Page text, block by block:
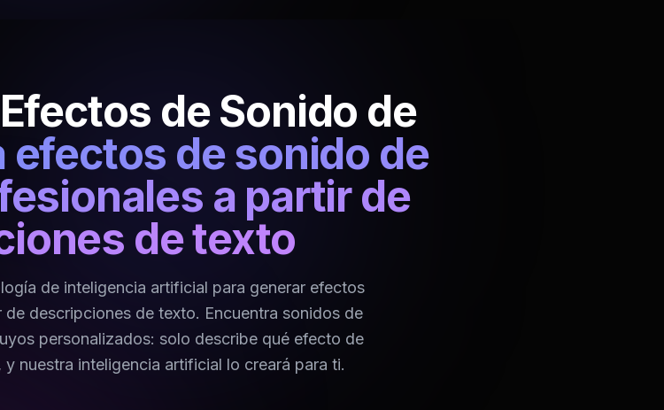
de Sonido de
efectos de sonido de
a partir de
de texto
de inteligencia artificial para generar efectos
descripciones de texto. Encuentra sonidos de
personalizados: solo describe qué efecto de
nuestra inteligencia artificial lo creará para ti.